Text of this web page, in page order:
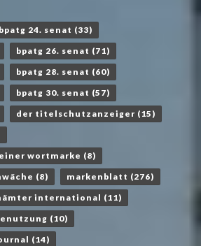
bpatg 24. senat (33)
bpatg 26. senat (71)
bpatg 28. senat (60)
bpatg 30. senat (57)
der titelschutzanzeiger (15)
wortmarke (8)
(8) markenblatt (276)
international (11)
(10)
(14)